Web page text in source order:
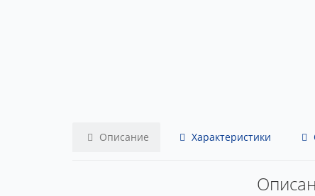
Описание Характеристики